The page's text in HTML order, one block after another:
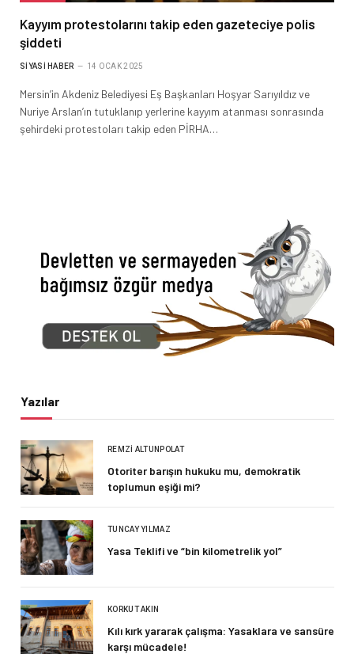
Kayyım protestolarını takip eden gazeteciye polis
şiddeti
SIYASI HABER 14 OCAK 2025
Mersin’in Akdeniz Belediyesi Eş Başkanları Hoşyar Sarıyıldız ve
Nuriye Arslan’ın tutuklanıp yerlerine kayyım atanması sonrasında
şehirdeki protestoları takip eden PİRHA…
Yazılar
REMZI ALTUNPOLAT
Otoriter barışın hukuku mu, demokratik
toplumun eşiği mi?
TUNCAY YILMAZ
Yasa Teklifi ve “bin kilometrelik yol”
KORKUT AKIN
Kılı kırk yararak çalışma: Yasaklara ve sansüre
karşı mücadele!